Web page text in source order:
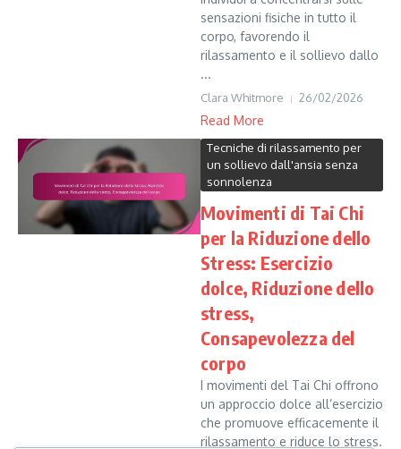
sensazioni fisiche in tutto il
corpo, favorendo il
rilassamento e il sollievo dallo
...
Clara Whitmore 26/02/2026
Read More
Tecniche di rilassamento per
un sollievo dall'ansia senza
sonnolenza
Movimenti di Tai Chi
per la Riduzione dello
Stress: Esercizio
dolce, Riduzione dello
stress,
Consapevolezza del
corpo
I movimenti del Tai Chi offrono
un approccio dolce all’esercizio
che promuove efficacemente il
rilassamento e riduce lo stress.